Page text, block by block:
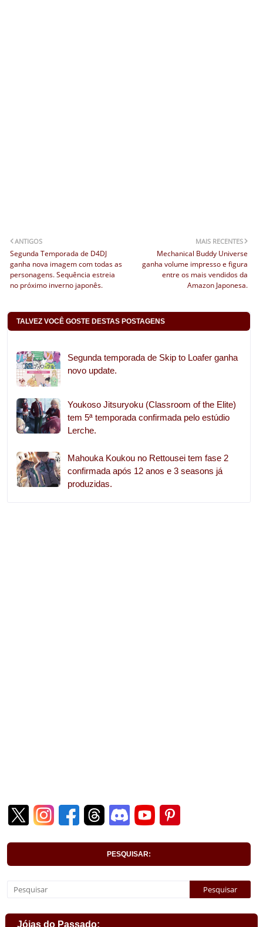
MAIS RECENTES
Mechanical Buddy Universe
ganha volume impresso e figura
entre os mais vendidos da
Amazon Japonesa.
ANTIGOS
Segunda Temporada de D4DJ
ganha nova imagem com todas as
personagens. Sequência estreia
no próximo inverno japonês.
TALVEZ VOCÊ GOSTE DESTAS POSTAGENS
Segunda temporada de Skip to Loafer ganha
novo update.
Youkoso Jitsuryoku (Classroom of the Elite)
tem 5ª temporada confirmada pelo estúdio
Lerche.
Mahouka Koukou no Rettousei tem fase 2
confirmada após 12 anos e 3 seasons já
produzidas.
PESQUISAR:
Jóias do Passado: